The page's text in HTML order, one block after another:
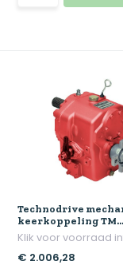
Technodrive
keerkoppeling TM...
Klik voor voorraad
€ 2.006,28